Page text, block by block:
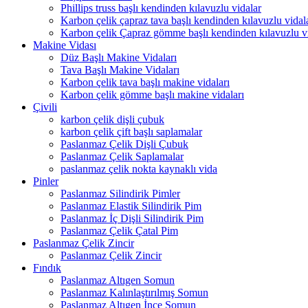
Phillips truss başlı kendinden kılavuzlu vidalar
Karbon çelik çapraz tava başlı kendinden kılavuzlu
Karbon çelik Çapraz gömme başlı kendinden kılavuzlu
Makine Vidası
Düz Başlı Makine Vidaları
Tava Başlı Makine Vidaları
Karbon çelik tava başlı makine vidaları
Karbon çelik gömme başlı makine vidaları
Çivili
karbon çelik dişli çubuk
karbon çelik çift başlı saplamalar
Paslanmaz Çelik Dişli Çubuk
Paslanmaz Çelik Saplamalar
paslanmaz çelik nokta kaynaklı vida
Pinler
Paslanmaz Silindirik Pimler
Paslanmaz Elastik Silindirik Pim
Paslanmaz İç Dişli Silindirik Pim
Paslanmaz Çelik Çatal Pim
Paslanmaz Çelik Zincir
Paslanmaz Çelik Zincir
Fındık
Paslanmaz Altıgen Somun
Paslanmaz Kalınlaştırılmış Somun
Paslanmaz Altıgen İnce Somun